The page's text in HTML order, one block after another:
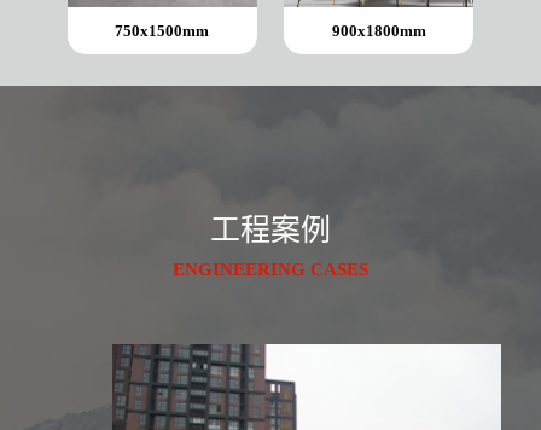
750x1500mm 900x1800mm
工程案例
ENGINEERING CASES